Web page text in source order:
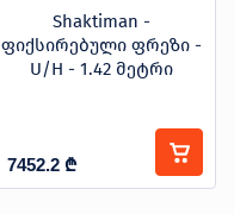
Shaktiman -
ფიქსირებული ფრეზი -
U/H - 1.42 მეტრი
7452.2 ₾